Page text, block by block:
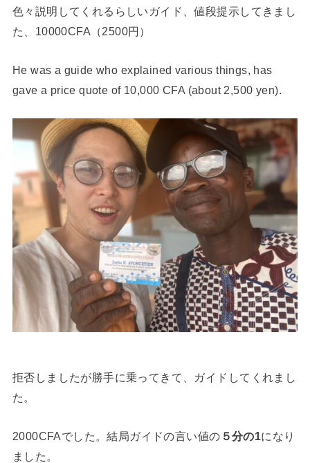
色々説明してくれるらしいガイド、値段提示してきまし
た、10000CFA（2500円）
He was a guide who explained various things, has
gave a price quote of 10,000 CFA (about 2,500 yen).
拒否しましたが勝手に乗ってきて、ガイドしてくれまし
た。
2000CFAでした。結局ガイドの言い値の ５分の1になり
ました。